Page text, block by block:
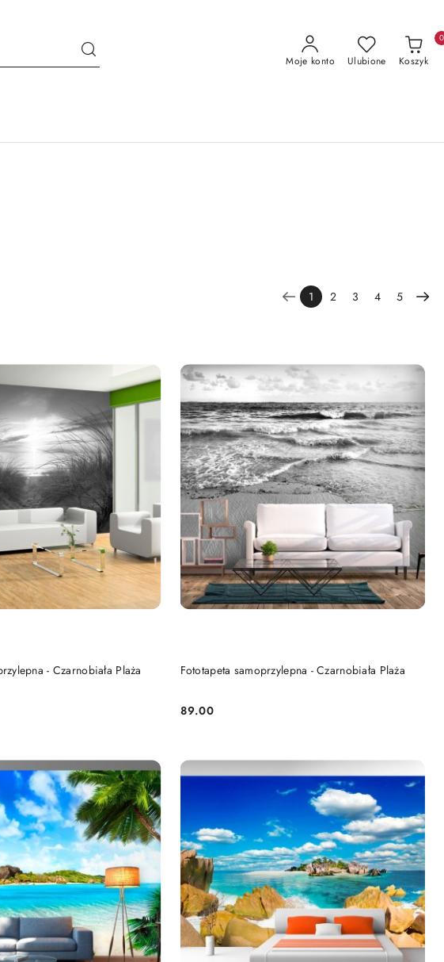
Moje konto Ulubione Koszyk
0
1 2 3 4 5
- Czarnobiała Plaża
DO KOSZYKA Fototapeta samoprzylepna - Czarnobiała Plaża
Cena:
89.00
DO KOSZYKA